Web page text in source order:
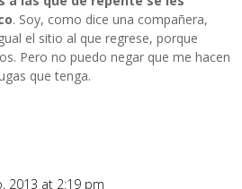
. Soy, como dice una compañera,
el sitio al que regrese, porque
Pero no puedo negar que me hacen
que tenga.
2013 at 2:19 pm